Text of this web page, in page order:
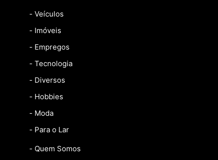
- Veículos
- Imóveis
- Empregos
- Tecnologia
- Diversos
- Hobbies
- Moda
- Para o Lar
- Quem Somos